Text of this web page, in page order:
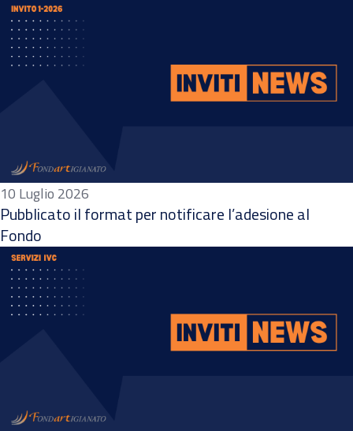
10 Luglio 2026
Pubblicato il format per notificare l’adesione al
Fondo